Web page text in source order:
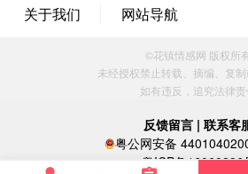
属情感方案
微信用户 墨笙 通过此页
案
江苏-苏州 188****5187
微信用户 谢思明 通过此
方案
广东-佛山 139****6034
关于我们 网站导航
©花镇情感网 版权所
未经授权禁止转载、摘编、复
如有违反，追究法律责
反馈留言 | 联系客
粤公网安备
粤ICP备16060296